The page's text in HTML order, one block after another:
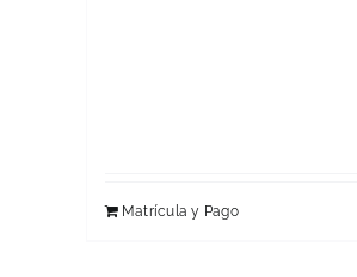
Matrícula y Pago